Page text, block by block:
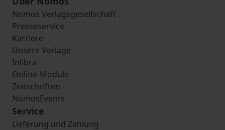
Nomos Verlagsgesellschaft
Presseservice
Karriere
Unsere Verlage
Inlibra
Online-Module
Zeitschriften
NomosEvents
Service
Lieferung und Zahlung